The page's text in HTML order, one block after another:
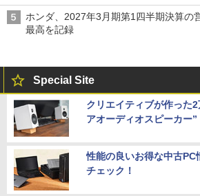
ホンダ、2027年3月期第1四半期決算の
最高を記録
Special Site
クリエイティブが作った
アオーディオスピーカー”
性能の良いお得な中古PC
チェック！